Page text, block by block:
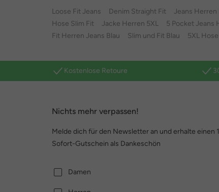
Loose Fit Jeans Denim Straight Fit Jeans Herren
Hose Slim Fit
Jacke Herren 5XL 5 Pocket Jeans
Fit Herren Jeans Blau
Slim und Fit Blau 5XL
Kostenlose Retoure
Nichts mehr verpassen!
Melde dich für den Newsletter an und erhalte einen
Sofort-Gutschein als Dankeschön
Damen